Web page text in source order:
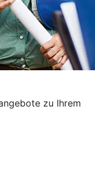
zu Ihrem